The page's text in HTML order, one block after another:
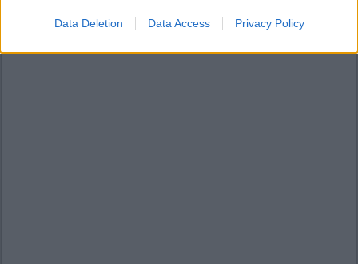
Data Deletion Data Access Privacy Policy